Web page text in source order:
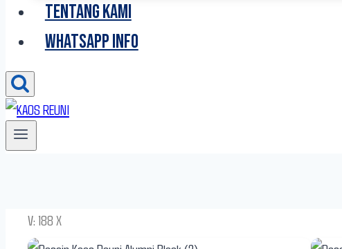
TENTANG KAMI
WHATSAPP INFO
V: 188 X